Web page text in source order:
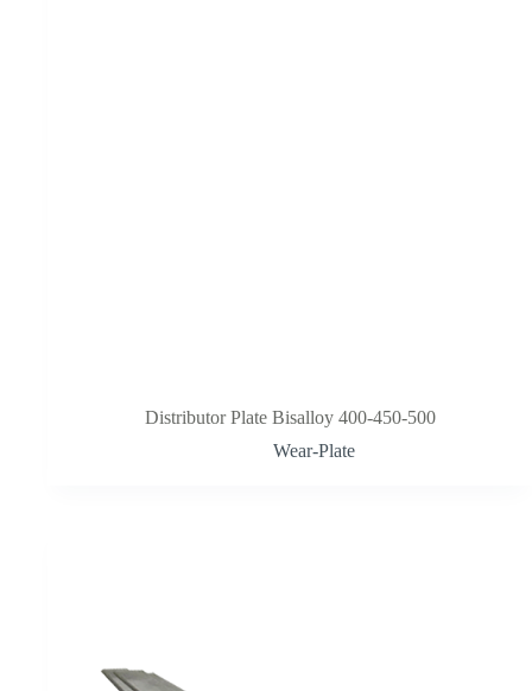
Distributor Plate Bisalloy 400-450-500
Wear-Plate